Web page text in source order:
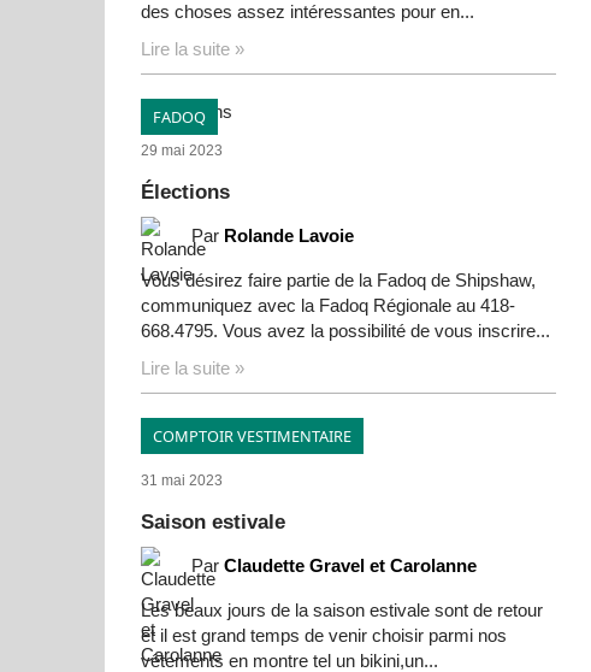
des choses assez intéressantes pour en...
Lire la suite »
FADOQ
29 mai 2023
Élections
Par Rolande Lavoie
Vous désirez faire partie de la Fadoq de Shipshaw,
communiquez avec la Fadoq Régionale au 418-
668.4795. Vous avez la possibilité de vous inscrire...
Lire la suite »
COMPTOIR VESTIMENTAIRE
31 mai 2023
Saison estivale
Par Claudette Gravel et Carolanne
Les beaux jours de la saison estivale sont de retour
et il est grand temps de venir choisir parmi nos
vêtements en montre tel un bikini,un...